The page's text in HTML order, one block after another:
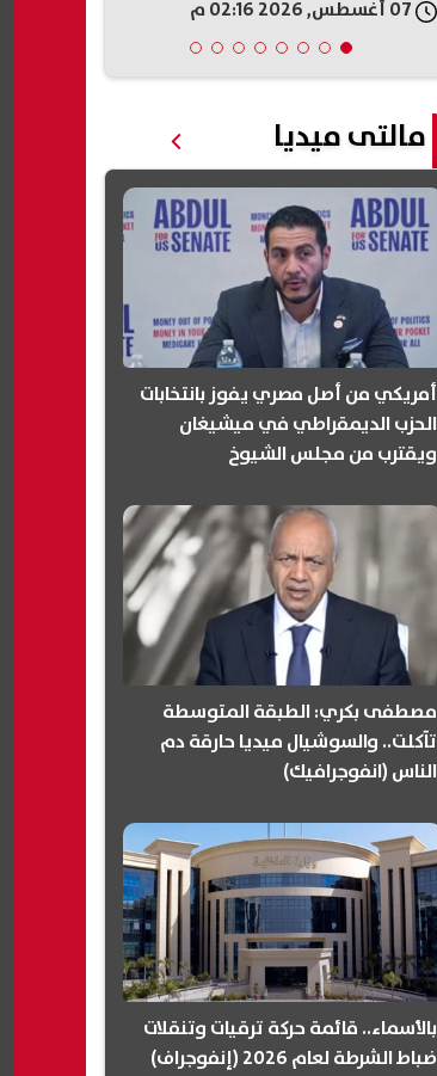
مالتى ميديا
أمريكي من أصل مصري يفوز بانتخابات
الحزب الديمقراطي في ميشيغان
ويقترب من مجلس الشيوخ
مصطفى بكري: الطبقة المتوسطة
تآكلت.. والسوشيال ميديا حارقة دم
الناس (انفوجرافيك)
بالأسماء.. قائمة حركة ترقيات وتنقلات
ضباط الشرطة لعام 2026 (إنفوجراف)